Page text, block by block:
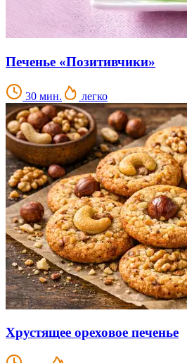
Печенье «Позитивчики»
30 мин. легко
Хрустящее ореховое печенье